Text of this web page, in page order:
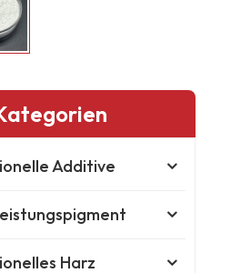
Additive
Harz